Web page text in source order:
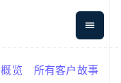
资金管
平台
概览 所有客户故事